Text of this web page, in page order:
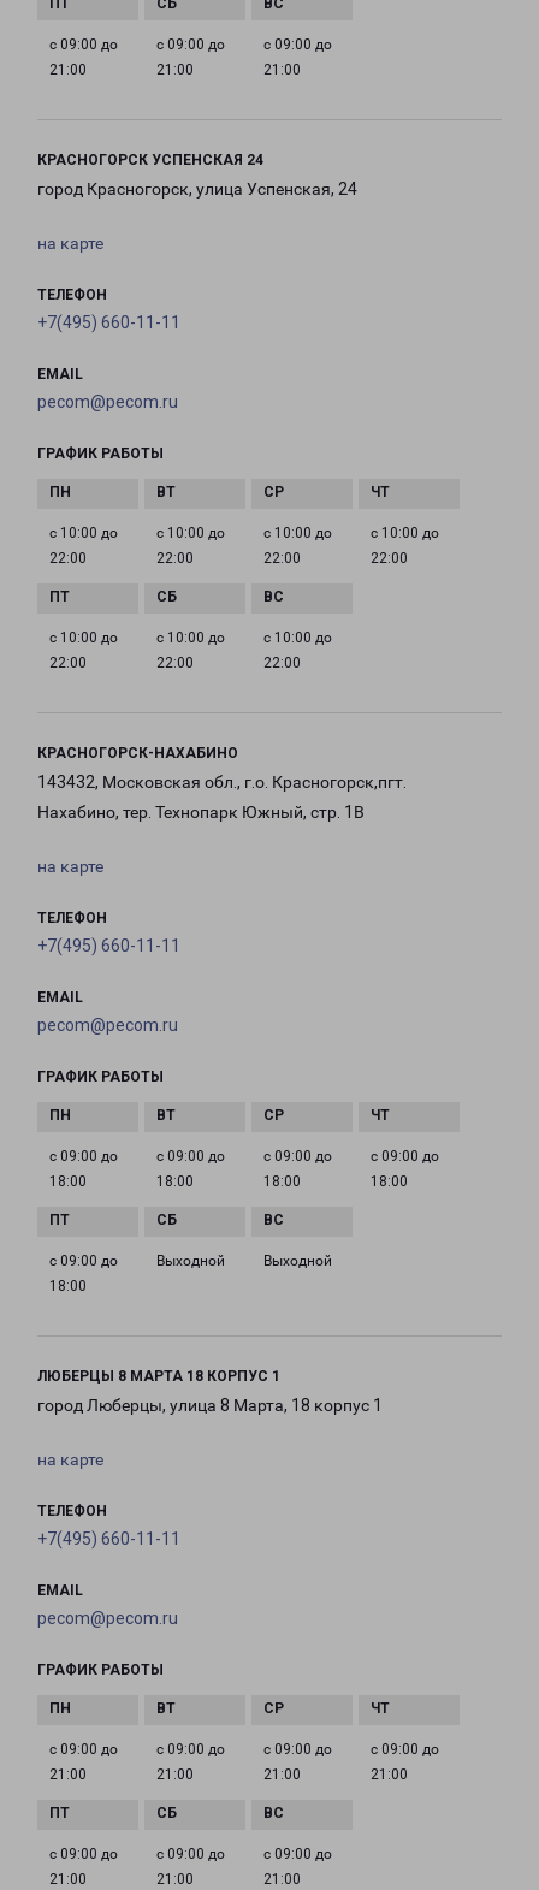
с 09:00 до
21:00
с 09:00 до
21:00
с 09:00 до
21:00
КРАСНОГОРСК УСПЕНСКАЯ 24
город Красногорск, улица Успенская, 24
на карте
ТЕЛЕФОН
+7(495) 660-11-11
EMAIL
pecom@pecom.ru
ГРАФИК РАБОТЫ
с 10:00 до
22:00
с 10:00 до
22:00
с 10:00 до
22:00
с 10:00 до
22:00
с 10:00 до
22:00
с 10:00 до
22:00
с 10:00 до
22:00
КРАСНОГОРСК-НАХАБИНО
143432, Московская обл., г.о. Красногорск,пгт.
Нахабино, тер. Технопарк Южный, стр. 1В
на карте
ТЕЛЕФОН
+7(495) 660-11-11
EMAIL
pecom@pecom.ru
ГРАФИК РАБОТЫ
с 09:00 до
18:00
с 09:00 до
18:00
с 09:00 до
18:00
с 09:00 до
18:00
с 09:00 до
18:00
Выходной Выходной
ЛЮБЕРЦЫ 8 МАРТА 18 КОРПУС 1
город Люберцы, улица 8 Марта, 18 корпус 1
на карте
ТЕЛЕФОН
+7(495) 660-11-11
EMAIL
pecom@pecom.ru
ГРАФИК РАБОТЫ
с 09:00 до
21:00
с 09:00 до
21:00
с 09:00 до
21:00
с 09:00 до
21:00
с 09:00 до
21:00
с 09:00 до
21:00
с 09:00 до
21:00